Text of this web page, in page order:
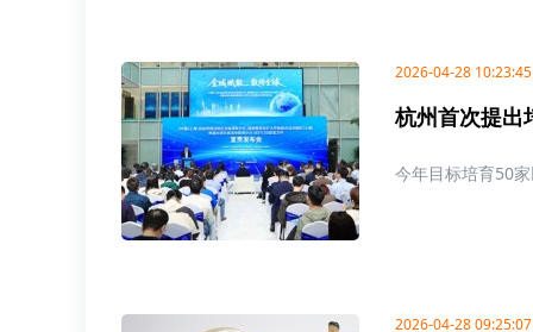
2026-04-28 10:23:45
杭州首次提出
今年目标培育50
2026-04-28 09:25:07